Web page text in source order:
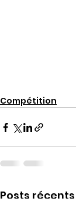
Compétition
Posts récents